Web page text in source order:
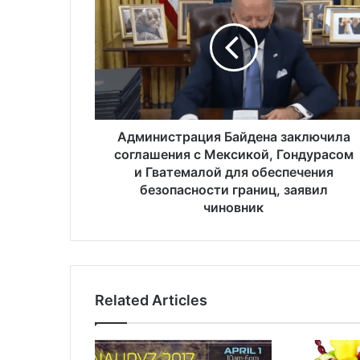
н
и
с
т
р
е
а
з
а
к
Администрация Байдена заключила
соглашения с Мексикой, Гондурасом
и Гватемалой для обеспечения
безопасности границ, заявил
чиновник
Related Articles